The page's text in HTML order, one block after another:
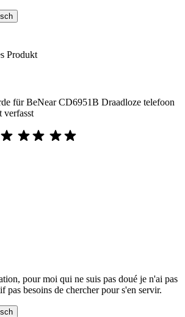
Produkt
für BeNear CD6951B Draadloze telefoon
verfasst
pour moi qui ne suis pas doué je n'ai pas
pas besoins de chercher pour s'en servir.